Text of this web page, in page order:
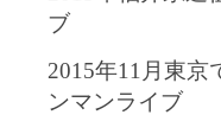
ブ
2015年11 月東京
ンマンライブ